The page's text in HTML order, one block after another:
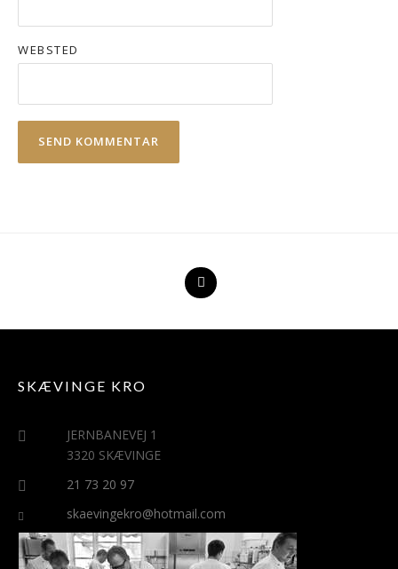
WEBSTED
SKÆVINGE KRO
JERNBANEVEJ 1
3320 SKÆVINGE
21 73 20 97
skaevingekro@hotmail.com